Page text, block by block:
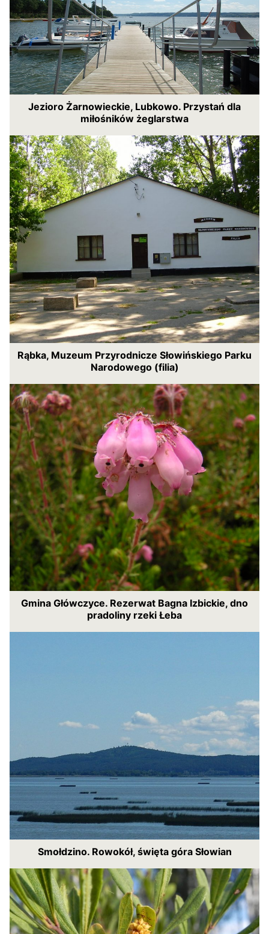
Jezioro Żarnowieckie, Lubkowo. Przystań dla
miłośników żeglarstwa
Rąbka, Muzeum Przyrodnicze Słowińskiego Parku
Narodowego (filia)
Gmina Główczyce. Rezerwat Bagna Izbickie, dno
pradoliny rzeki Łeba
Smołdzino. Rowokół, święta góra Słowian